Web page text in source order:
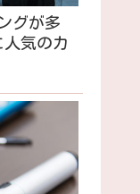
グが多
気のカ